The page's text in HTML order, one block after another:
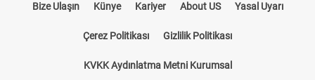
Bize Ulaşın Künye Kariyer About US Yasal Uyarı
Çerez Politikası Gizlilik Politikası
KVKK Aydınlatma Metni Kurumsal